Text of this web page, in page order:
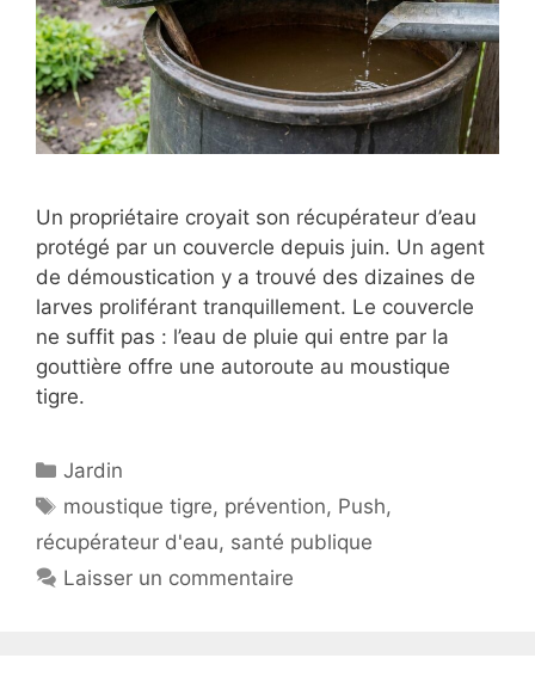
Un propriétaire croyait son récupérateur d’eau
protégé par un couvercle depuis juin. Un agent
de démoustication y a trouvé des dizaines de
larves proliférant tranquillement. Le couvercle
ne suffit pas : l’eau de pluie qui entre par la
gouttière offre une autoroute au moustique
tigre.
Catégories
Jardin
Étiquettes
moustique tigre, prévention, Push,
récupérateur d'eau, santé publique
Laisser un commentaire